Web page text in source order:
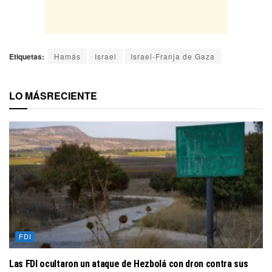
Etiquetas: Hamás Israel Israel-Franja de Gaza
LO MÁSRECIENTE
FDI
Las FDI ocultaron un ataque de Hezbolá con dron contra sus